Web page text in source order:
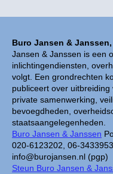
Buro Jansen &
Jansen & Janssen is een
inlichtingendiensten,
volgt. Een grondrechten
publiceert over
private samenwerking,
bevoegdheden,
staatsaangelegenheden.
Buro Jansen & Janssen
020-6123202, 06-
info@burojansen.nl (pgp)
Steun Buro Jansen &